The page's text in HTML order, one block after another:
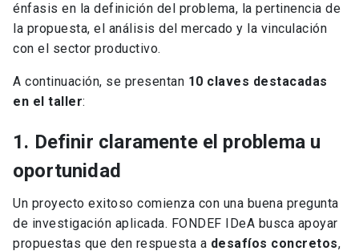
énfasis en la definición del problema, la pertinencia de
la propuesta, el análisis del mercado y la vinculación
con el sector productivo.
A continuación, se presentan 10 claves destacadas
en el taller:
1. Definir claramente el problema u
oportunidad
Un proyecto exitoso comienza con una buena pregunta
de investigación aplicada. FONDEF IDeA busca apoyar
propuestas que den respuesta a desafíos concretos,